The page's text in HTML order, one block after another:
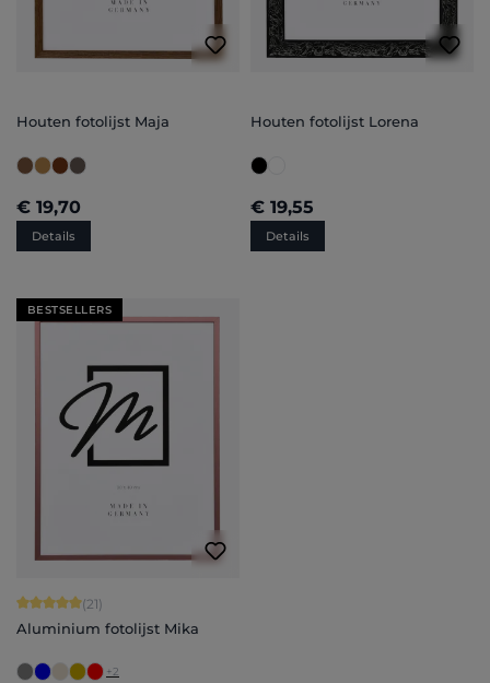
Houten fotolijst Maja
€ 19,70
Details
Houten fotolijst Lorena
€ 19,55
Details
BESTSELLERS
Gemiddelde waardering van 5 van 5 sterren
(21)
Aluminium fotolijst Mika
+2